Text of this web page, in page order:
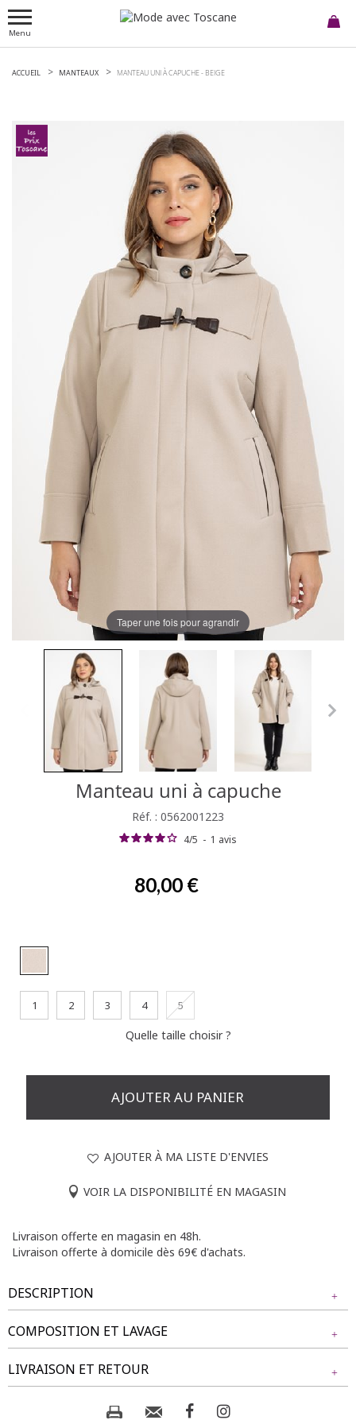
Menu
ACCUEIL MANTEAUX MANTEAU UNI À CAPUCHE - BEIGE
Taper une fois pour agrandir
Manteau uni à capuche
Réf. : 0562001223
4/5 - 1 avis
80,00 €
1 2 3 4 5
Quelle taille choisir ?
AJOUTER AU PANIER
AJOUTER À MA LISTE D'ENVIES
VOIR LA DISPONIBILITÉ EN MAGASIN
Livraison offerte en magasin en 48h.
Livraison offerte à domicile dès 69€ d'achats.
DESCRIPTION
Manteau mi-long uni à capuche. Coupe légèrement évasée.
Manches longues. Col montant avec capuche. Fermeture
pressionnée dissimulée sous une patte. Bouton au niveau du
col, attache brandebourg sous le bouton. 2 poches
passepoilées sur le devant. Coloris uni. Matière douce et
chaude. Modèle doublé.
COMPOSITION ET LAVAGE
Tissu principal : 100% POLYESTER
Doublure : 100% POLYESTER
Composition et lavage :
LIVRAISON ET RETOUR
NOS MODES DE LIVRAISON